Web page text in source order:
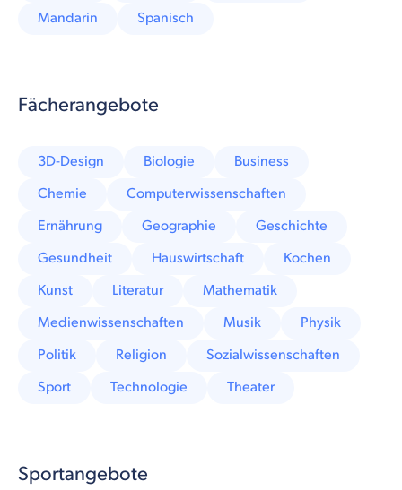
Mandarin Spanisch
Fächerangebote
3D-Design Biologie
Business
Chemie
Computerwissenschaften
Ernährung
Geographie
Geschichte
Gesundheit
Hauswirtschaft
Kochen
Kunst
Literatur
Mathematik
Medienwissenschaften
Musik
Physik
Politik
Religion
Sozialwissenschaften
Sport
Technologie Theater
Sportangebote